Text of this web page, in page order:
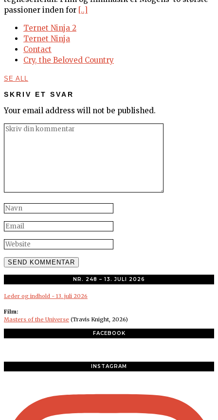
passioner inden for [..]
Ternet Ninja 2
Ternet Ninja
Contact
Cry, the Beloved Country
SE ALL
SKRIV ET SVAR
Your email address will not be published.
NR. 248 – 13. JULI 2026
Leder og indhold - 13. juli 2026
Film:
Masters of the Universe (Travis Knight, 2026)
FACEBOOK
INSTAGRAM